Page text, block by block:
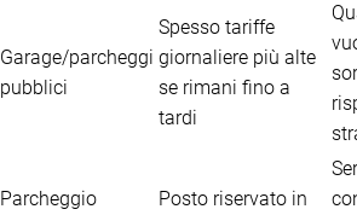
Garage/parcheggi
pubblici
Spesso tariffe
giornaliere più alte
se rimani fino a
tardi
Parcheggio Posto riservato in